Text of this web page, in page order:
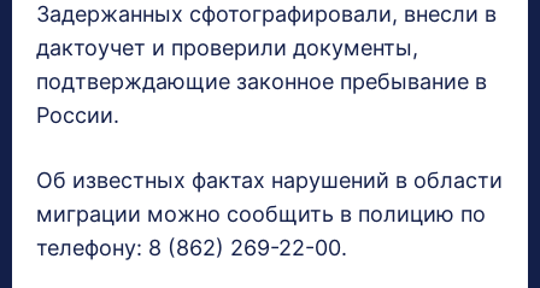
Задержанных сфотографировали, внесли в
дактоучет и проверили документы,
подтверждающие законное пребывание в
России.
Об известных фактах нарушений в области
миграции можно сообщить в полицию по
телефону: 8 (862) 269-22-00.